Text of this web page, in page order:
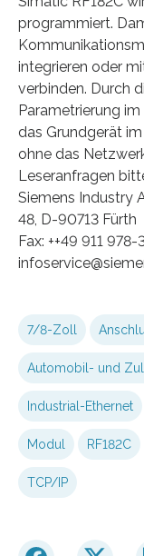
programmiert.
integrieren oder
verbinden. Durch
Parametrierung
das Grundgerät
ohne das
Leseranfragen
Siemens Industry
48, D-90713 Fürth
Fax: ++49 911
7/8-Zoll
Automobil- und
Industrial-Ethernet
Modul RF182C
TCP/IP